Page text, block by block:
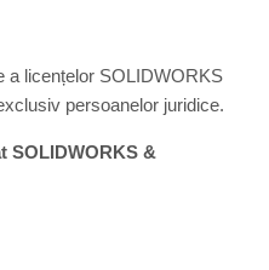
a licențelor SOLIDWORKS
persoanelor juridice.
SOLIDWORKS &